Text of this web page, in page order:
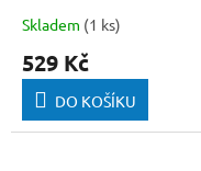
Skladem (1 ks)
529 Kč
DO KOŠÍKU